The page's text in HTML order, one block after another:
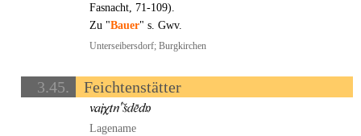
Fasnacht, 71-109).
Zu "Bauer" s. Gwv.
Unterseibersdorf; Burgkirchen
3.45. Feichtenstätter
Lagename